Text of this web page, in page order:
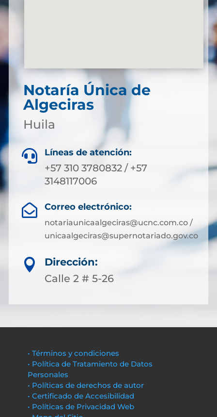
Notaría Única de
Algeciras
Huila
 Líneas de atención:
+57 310 3780832 / +57
3148117006
 Correo electrónico:
notariaunicaalgeciras@ucnc.com.co /
unicaalgeciras@supernotariado.gov.co

Dirección:
Calle 2 # 5-26
• Términos y condiciones
• Política de Tratamiento de Datos
Personales
• Políticas de derechos de autor
• Certificado de Accesibilidad
• Políticas de Privacidad Web